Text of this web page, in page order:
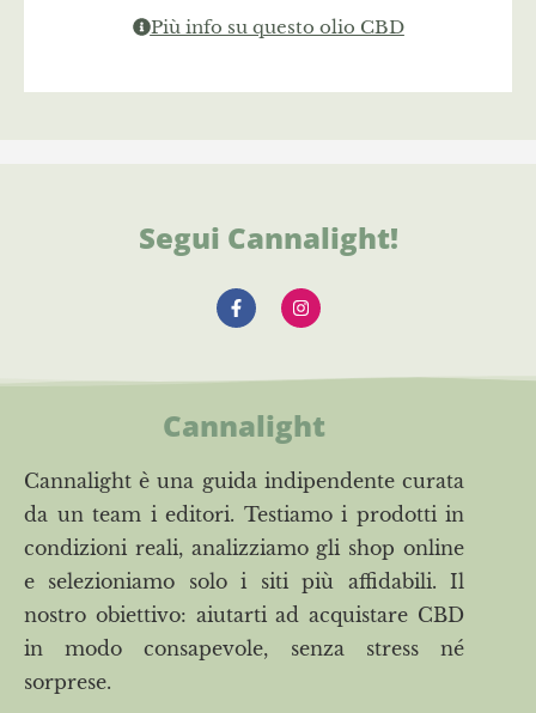
Più info su questo olio CBD
Segui Cannalight!
Cannalight
Cannalight è una guida indipendente curata
da un team i editori. Testiamo i prodotti in
condizioni reali, analizziamo gli shop online
e selezioniamo solo i siti più affidabili. Il
nostro obiettivo: aiutarti ad acquistare CBD
in modo consapevole, senza stress né
sorprese.